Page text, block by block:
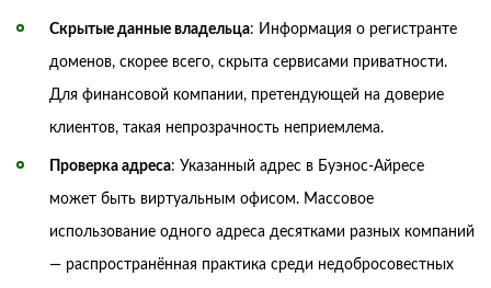
Скрытые данные владельца: Информация о регистранте
доменов, скорее всего, скрыта сервисами приватности.
Для финансовой компании, претендующей на доверие
клиентов, такая непрозрачность неприемлема.
Проверка адреса: Указанный адрес в Буэнос-Айресе
может быть виртуальным офисом. Массовое
использование одного адреса десятками разных компаний
— распространённая практика среди недобросовестных